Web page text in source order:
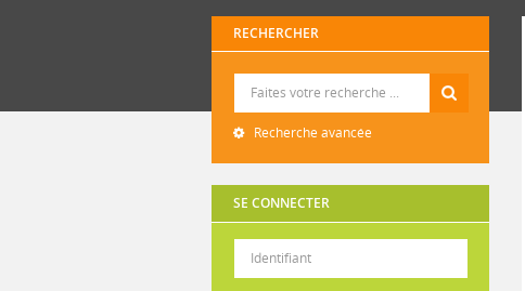
RECHERCHER
Recherche avancée
SE CONNECTER